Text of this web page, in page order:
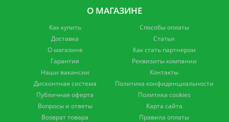
О МАГАЗИНЕ
Как купить
Доставка
О магазине
Гарантия
Наши вакансии
Дисконтная система
Публичная оферта
Вопросы и ответы
Возврат товара
Способы оплаты
Статьи
Как стать партнером
Реквизиты компании
Контакты
Политика конфиденциальности
Политика cookies
Карта сайта
Правила оплаты